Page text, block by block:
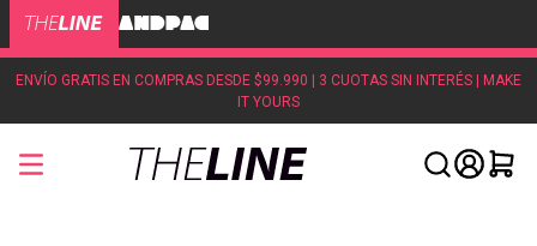
ENVÍO GRATIS EN COMPRAS DESDE $99.990 | 3 CUOTAS SIN INTERÉS | MAKE
IT YOURS